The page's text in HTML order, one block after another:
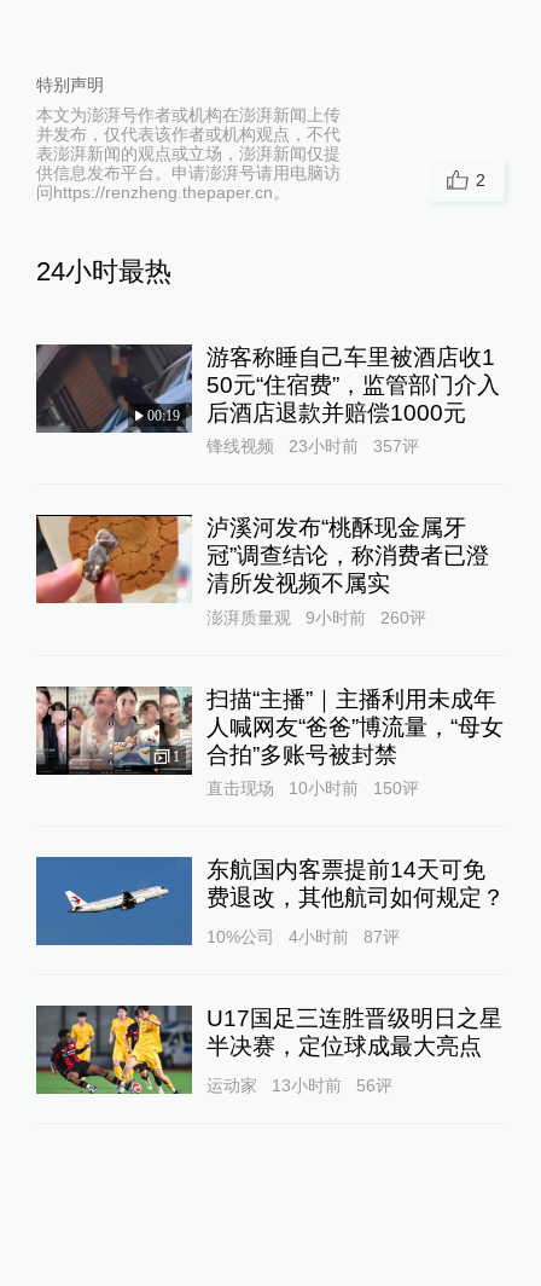
特别声明
本文为澎湃号作者或机构在澎湃新闻上传
并发布，仅代表该作者或机构观点，不代
表澎湃新闻的观点或立场，澎湃新闻仅提
供信息发布平台。申请澎湃号请用电脑访
问https://renzheng.thepaper.cn。
2
24小时最热
00:19
游客称睡自己车里被酒店收1
50元“住宿费”，监管部门介入
后酒店退款并赔偿1000元
锋线视频 23小时前 357评
泸溪河发布“桃酥现金属牙
冠”调查结论，称消费者已澄
清所发视频不属实
澎湃质量观 9小时前 260评
1
扫描“主播”｜主播利用未成年
人喊网友“爸爸”博流量，“母女
合拍”多账号被封禁
直击现场 10小时前 150评
东航国内客票提前14天可免
费退改，其他航司如何规定？
10%公司 4小时前 87评
U17国足三连胜晋级明日之星
半决赛，定位球成最大亮点
运动家 13小时前 56评